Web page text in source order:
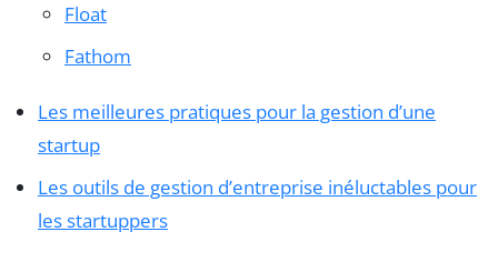
Float
Fathom
Les meilleures pratiques pour la gestion d’une
startup
Les outils de gestion d’entreprise inéluctables pour
les startuppers